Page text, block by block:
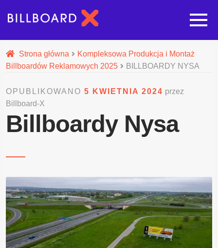
Nasze pozostałe usługi
Galeria
Realizacje
Blog
Strona główna
Kompleksowa Produkcja i Montaż
Billboardów Reklamowych 2025
BILLBOARDY NYSA
OPUBLIKOWANO 5 KWIETNIA 2024 przez
Billboard-X
Billboardy Nysa